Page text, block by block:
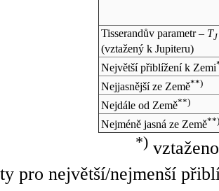
Tisserandův parametr – TJ
(vztažený k Jupiteru)
Největší přiblížení k Zemi
Nejjasnější ze Země**)
Nejdále od Země**)
Nejméně jasná ze Země**)
*)
pro největší/nejmenší